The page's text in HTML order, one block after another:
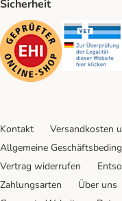
Sicherheit
Security
Kontakt Versandkosten
Allgemeine
Vertrag widerrufen
Zahlungsarten
Über uns